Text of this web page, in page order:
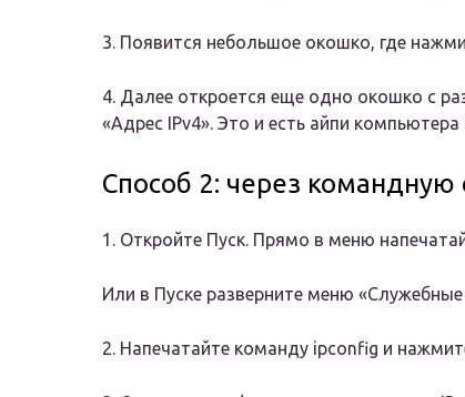
3. Появится небольшое окошко, где
4. Далее откроется еще одно окошко с
«Адрес IPv4». Это и есть айпи компьютера
Способ 2: через командную
1. Откройте Пуск. Прямо в меню
Или в Пуске разверните меню
2. Напечатайте команду ipconfig и